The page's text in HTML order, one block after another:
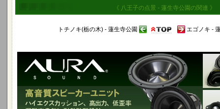
《 八王子の点景 - 蓮生寺公園の関連 》
トチノキ(栃の木) - 蓮生寺公園 エゴノキ -